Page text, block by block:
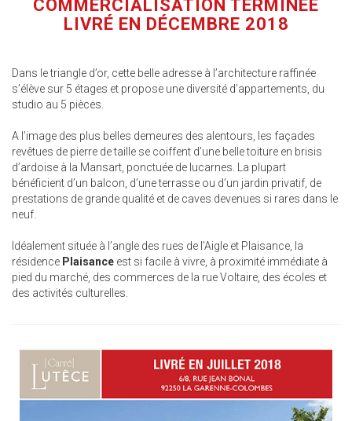
COMMERCIALISATION TERMINÉE
LIVRÉ EN DÉCEMBRE 2018
Dans le triangle d’or, cette belle adresse à l’architecture raffinée
s’élève sur 5 étages et propose une diversité d’appartements, du
studio au 5 pièces.
A l’image des plus belles demeures des alentours, les façades
revêtues de pierre de taille se coiffent d’une belle toiture en brisis
d’ardoise à la Mansart, ponctuée de lucarnes. La plupart
bénéficient d’un balcon, d’une terrasse ou d’un jardin privatif, de
prestations de grande qualité et de caves devenues si rares dans le
neuf.
Idéalement située à l’angle des rues de l’Aigle et Plaisance, la
résidence Plaisance est si facile à vivre, à proximité immédiate à
pied du marché, des commerces de la rue Voltaire, des écoles et
des activités culturelles.